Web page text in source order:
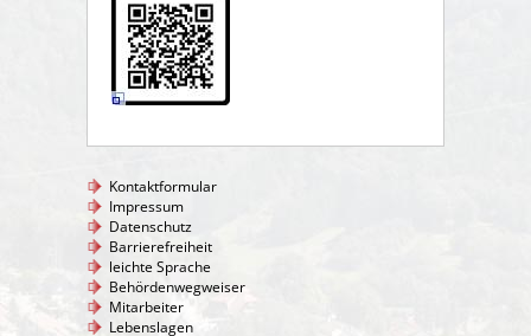
Kontaktformular
Impressum
Datenschutz
Barrierefreiheit
leichte Sprache
Behördenwegweiser
Mitarbeiter
Lebenslagen